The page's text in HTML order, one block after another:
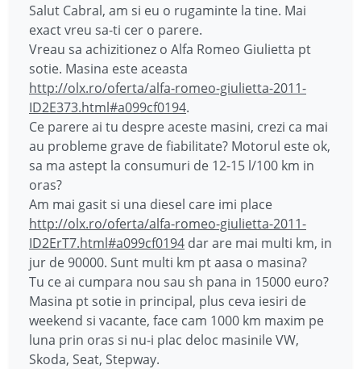
Salut Cabral, am si eu o rugaminte la tine. Mai
exact vreu sa-ti cer o parere.
Vreau sa achizitionez o Alfa Romeo Giulietta pt
sotie. Masina este aceasta
http://olx.ro/oferta/alfa-romeo-giulietta-2011-
ID2E373.html#a099cf0194.
Ce parere ai tu despre aceste masini, crezi ca mai
au probleme grave de fiabilitate? Motorul este ok,
sa ma astept la consumuri de 12-15 l/100 km in
oras?
Am mai gasit si una diesel care imi place
http://olx.ro/oferta/alfa-romeo-giulietta-2011-
ID2ErT7.html#a099cf0194 dar are mai multi km, in
jur de 90000. Sunt multi km pt aasa o masina?
Tu ce ai cumpara nou sau sh pana in 15000 euro?
Masina pt sotie in principal, plus ceva iesiri de
weekend si vacante, face cam 1000 km maxim pe
luna prin oras si nu-i plac deloc masinile VW,
Skoda, Seat, Stepway.